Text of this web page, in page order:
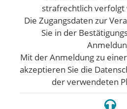
strafrechtlich verfolgt
Die Zugangsdaten zur
Sie in der
Mit der Anmeldung zu
akzeptieren Sie die
der verwendeten